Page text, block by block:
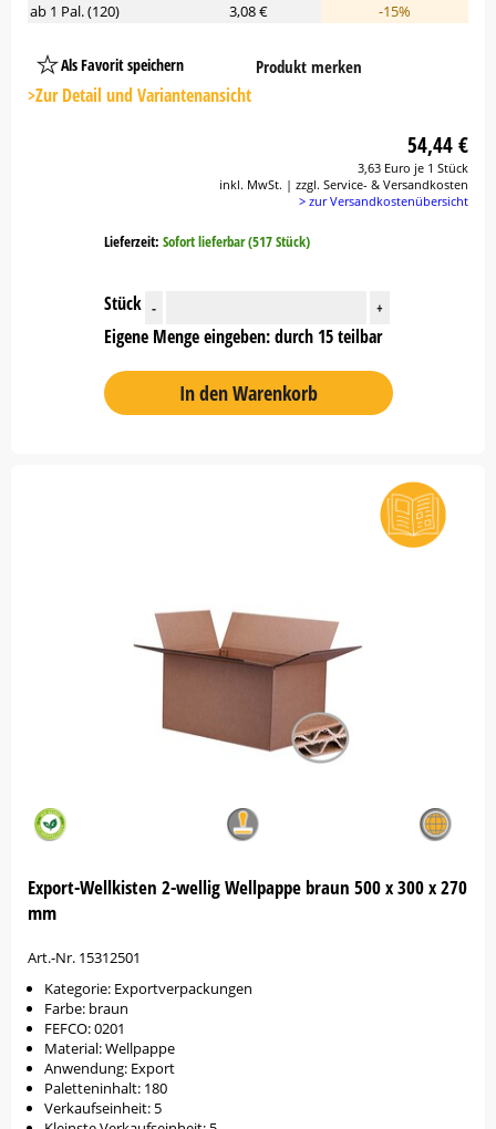
ab 1 Pal. (120)
3,08 € -15%
Als Favorit speichern
Platzhalter
Button
Produkt merken
>Zur Detail und Variantenansicht
54,44 €
3,63 Euro je 1 Stück
inkl. MwSt. | zzgl. Service- & Versandkosten
> zur Versandkostenübersicht
Lieferzeit: Sofort lieferbar (517 Stück)
Stück - +
Eigene Menge eingeben: durch 15 teilbar
In den Warenkorb
Export-Wellkisten 2-wellig Wellpappe braun 500 x 300 x 270
mm
Art.-Nr. 15312501
Kategorie: Exportverpackungen
Farbe: braun
FEFCO: 0201
Material: Wellpappe
Anwendung: Export
Paletteninhalt: 180
Verkaufseinheit: 5